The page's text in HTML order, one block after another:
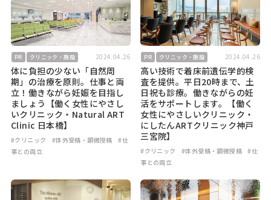
PR クリニック・施設 2024.04.26
体に負担の少ない「自然周
期」の治療を原則。仕事と両
立！働きながら妊娠を目指し
ましょう【働く女性にやさし
いクリニック・Natural ART
Clinic 日本橋】
#クリニック #体外受精・顕微授精
#仕
事との両立
PR クリニック・施設 2024.04.26
高い技術で着床前遺伝学的検
査を提供。平日20時まで、土
日祝も診療。働きながらの妊
活をサポートします。【働く
女性にやさしいクリニック・
にしたんARTクリニック神戸
三宮院】
#クリニック #体外受精・顕微授精
#仕
事との両立